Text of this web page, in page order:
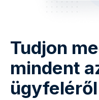
Tudjon
mindent
ügyfeléről